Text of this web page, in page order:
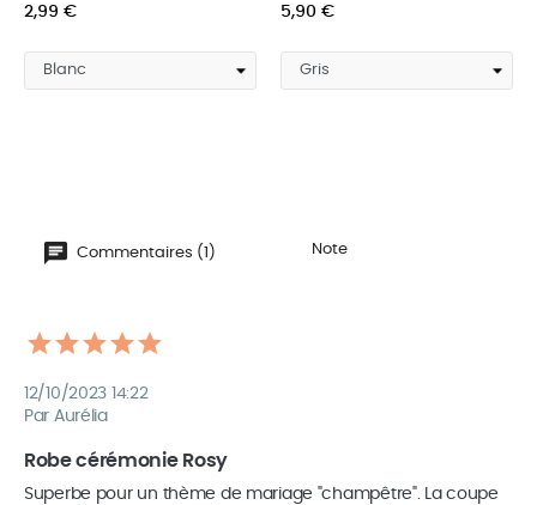
2,99 € 5,90 €
Commentaires (1) Note
12/10/2023 14:22
Par Aurélia
Robe cérémonie Rosy
Superbe pour un thème de mariage "champêtre". La coupe